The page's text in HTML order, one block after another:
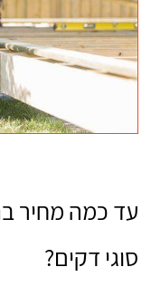
עד כמה מחיר
סוגי דקים?